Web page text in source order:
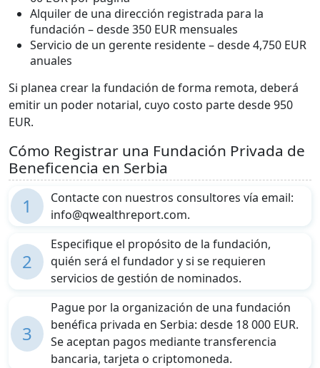
Alquiler de una dirección registrada para la
fundación – desde 350 EUR mensuales
Servicio de un gerente residente – desde 4,750 EUR
anuales
Si planea crear la fundación de forma remota, deberá
emitir un poder notarial, cuyo costo parte desde 950
EUR.
Cómo Registrar una Fundación Privada de
Beneficencia en Serbia
1
Contacte con nuestros consultores vía email:
info@qwealthreport.com.
2
Especifique el propósito de la fundación,
quién será el fundador y si se requieren
servicios de gestión de nominados.
3
Pague por la organización de una fundación
benéfica privada en Serbia: desde 18 000 EUR.
Se aceptan pagos mediante transferencia
bancaria, tarjeta o criptomoneda.